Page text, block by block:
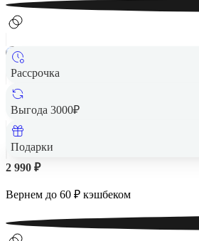
Рассрочка
Выгода 3000₽
Подарки
2 990 ₽
Вернем до 60 ₽ кэшбеком